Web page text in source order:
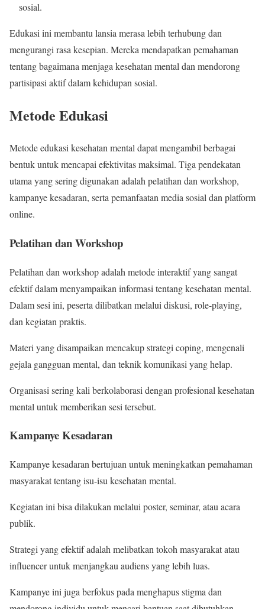
sosial.
Edukasi ini membantu lansia merasa lebih terhubung dan
mengurangi rasa kesepian. Mereka mendapatkan pemahaman
tentang bagaimana menjaga kesehatan mental dan mendorong
partisipasi aktif dalam kehidupan sosial.
Metode Edukasi
Metode edukasi kesehatan mental dapat mengambil berbagai
bentuk untuk mencapai efektivitas maksimal. Tiga pendekatan
utama yang sering digunakan adalah pelatihan dan workshop,
kampanye kesadaran, serta pemanfaatan media sosial dan platform
online.
Pelatihan dan Workshop
Pelatihan dan workshop adalah metode interaktif yang sangat
efektif dalam menyampaikan informasi tentang kesehatan mental.
Dalam sesi ini, peserta dilibatkan melalui diskusi, role-playing,
dan kegiatan praktis.
Materi yang disampaikan mencakup strategi coping, mengenali
gejala gangguan mental, dan teknik komunikasi yang helap.
Organisasi sering kali berkolaborasi dengan profesional kesehatan
mental untuk memberikan sesi tersebut.
Kampanye Kesadaran
Kampanye kesadaran bertujuan untuk meningkatkan pemahaman
masyarakat tentang isu-isu kesehatan mental.
Kegiatan ini bisa dilakukan melalui poster, seminar, atau acara
publik.
Strategi yang efektif adalah melibatkan tokoh masyarakat atau
influencer untuk menjangkau audiens yang lebih luas.
Kampanye ini juga berfokus pada menghapus stigma dan